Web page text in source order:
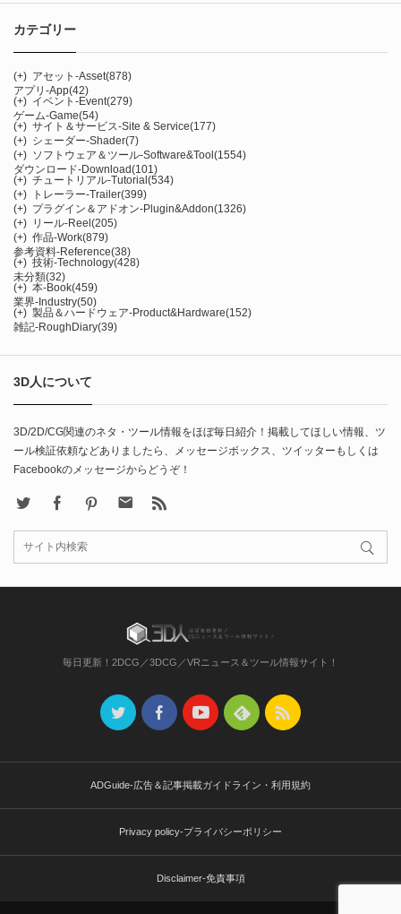
カテゴリー
(+) アセット-Asset(878)
アプリ-App(42)
(+) イベント-Event(279)
ゲーム-Game(54)
(+) サイト＆サービス-Site & Service(177)
(+) シェーダー-Shader(7)
(+) ソフトウェア＆ツール-Software&Tool(1554)
ダウンロード-Download(101)
(+) チュートリアル-Tutorial(534)
(+)
トレーラー-Trailer(399)
(+) プラグイン＆アドオン-Plugin&Addon(1326)
(+) リール-Reel(205)
(+) 作品-Work(879)
参考資料-Reference(38)
(+) 技術-Technology(428)
未分類(32)
(+) 本-Book(459)
業界-Industry(50)
(+) 製品＆ハードウェア-Product&Hardware(152)
雑記-RoughDiary(39)
3D人について
3D/2D/CG関連のネタ・ツール情報をほぼ毎日紹介！掲載してほしい情報、ツ
ール検証依頼などありましたら、メッセージボックス、ツイッターもしくは
Facebookのメッセージからどうぞ！
FacebookPinterest Contact
毎日更新！2DCG／3DCG／VRニュース＆ツール情報サイト！
ADGuide-広告＆記事掲載ガイドライン・利用規約
Privacy policy-プライバシーポリシー
Disclaimer-免責事項